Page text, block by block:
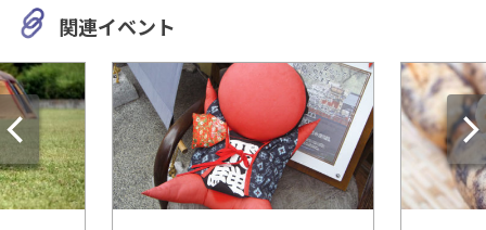
関連イベント